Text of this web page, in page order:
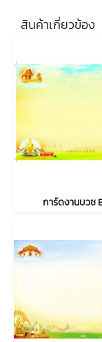
สินค้าเกี่ยวข้อง
การ์ดงานบวช